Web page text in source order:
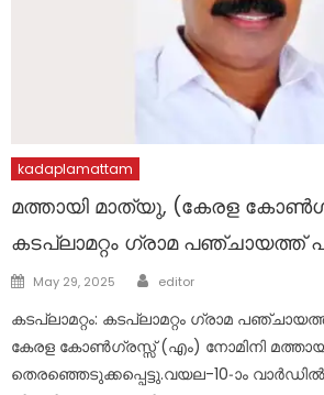
kadaplamattam
മത്തായി മാത്യു, (കേരള
കടപ്ലാമറ്റം ഗ്രാമ പഞ്ചായത്ത്
Posted
May 29, 2025 Author
editor
കടപ്ലാമറ്റം: കടപ്ലാമറ്റം ഗ്രാമ
കേരള കോൺഗ്രസ്സ് (എം) നോമിനി
തെരഞ്ഞെടുക്കപ്പെട്ടു.വയല-10-ാം